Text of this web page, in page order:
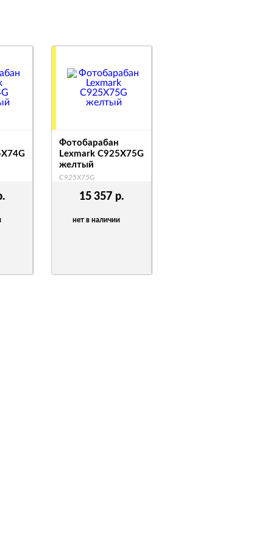
15 357 р.
нет в наличии
Фотобарабан
Lexmark C925X75G
желтый
C925X75G